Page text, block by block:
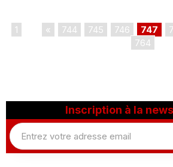
1 « 744 745 746 747
764
Inscription à la